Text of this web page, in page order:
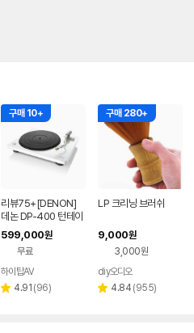
구매 10+
리뷰75+[DENON]
데논 DP-400 턴테이
블
599,000원
무료
페이
하이탑AV
별 4.91 리
(96)
구매 280+
LP 크리닝 브러쉬
9,000원
3,000원
페이
diy오디오
별 4.84 리
(955)